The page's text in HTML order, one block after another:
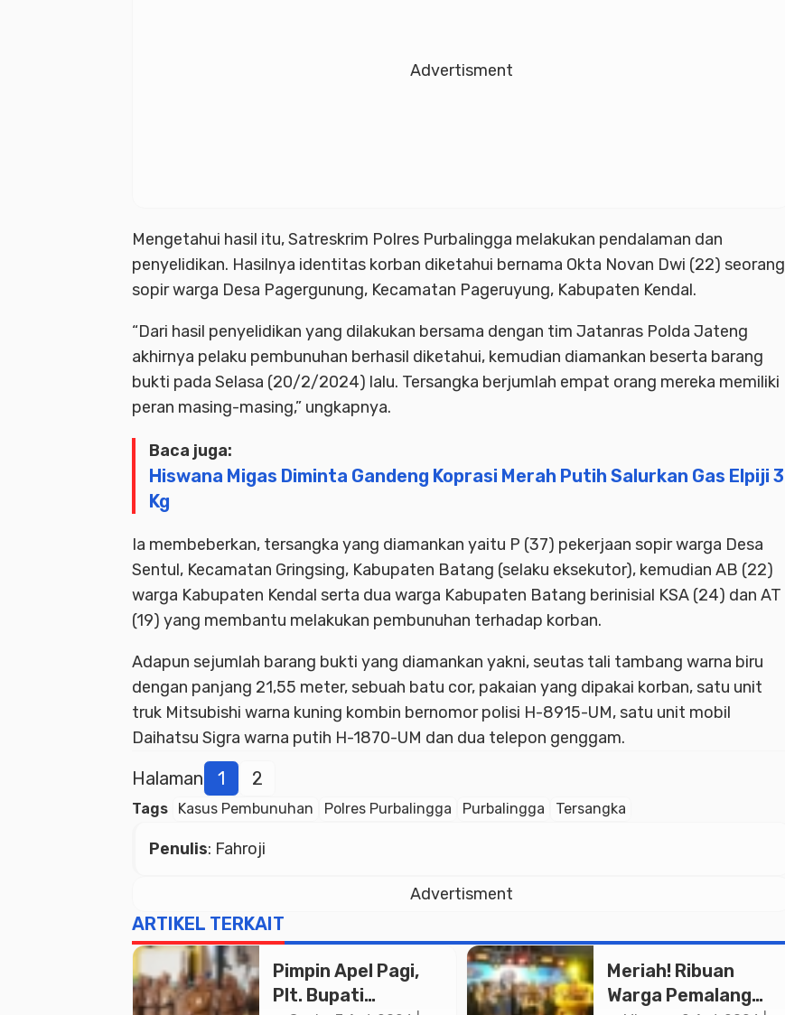
Advertisment
Mengetahui hasil itu, Satreskrim Polres Purbalingga melakukan pendalaman dan
penyelidikan. Hasilnya identitas korban diketahui bernama Okta Novan Dwi (22) seorang
sopir warga Desa Pagergunung, Kecamatan Pageruyung, Kabupaten Kendal.
“Dari hasil penyelidikan yang dilakukan bersama dengan tim Jatanras Polda Jateng
akhirnya pelaku pembunuhan berhasil diketahui, kemudian diamankan beserta barang
bukti pada Selasa (20/2/2024) lalu. Tersangka berjumlah empat orang mereka memiliki
peran masing-masing,” ungkapnya.
Baca juga:
Hiswana Migas Diminta Gandeng Koprasi Merah Putih Salurkan Gas Elpiji 3
Kg
Ia membeberkan, tersangka yang diamankan yaitu P (37) pekerjaan sopir warga Desa
Sentul, Kecamatan Gringsing, Kabupaten Batang (selaku eksekutor), kemudian AB (22)
warga Kabupaten Kendal serta dua warga Kabupaten Batang berinisial KSA (24) dan AT
(19) yang membantu melakukan pembunuhan terhadap korban.
Adapun sejumlah barang bukti yang diamankan yakni, seutas tali tambang warna biru
dengan panjang 21,55 meter, sebuah batu cor, pakaian yang dipakai korban, satu unit
truk Mitsubishi warna kuning kombin bernomor polisi H-8915-UM, satu unit mobil
Daihatsu Sigra warna putih H-1870-UM dan dua telepon genggam.
Halaman 1 2
Tags Kasus Pembunuhan Polres Purbalingga Purbalingga Tersangka
Penulis: Fahroji
Advertisment
ARTIKEL TERKAIT
Pimpin Apel Pagi,
Plt. Bupati
Meriah! Ribuan
Warga Pemalang